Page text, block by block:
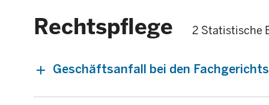
Rechtspflege 2 Statistische
Geschäftsanfall bei den